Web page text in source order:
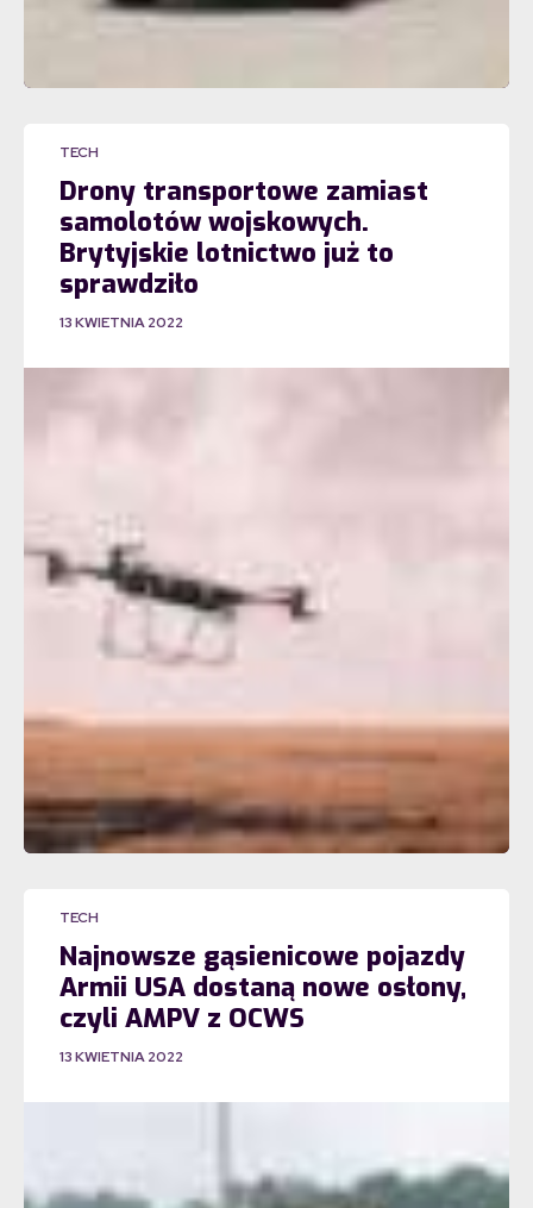
TECH
Drony transportowe zamiast
samolotów wojskowych.
Brytyjskie lotnictwo już to
sprawdziło
13 KWIETNIA 2022
TECH
Najnowsze gąsienicowe pojazdy
Armii USA dostaną nowe osłony,
czyli AMPV z OCWS
13 KWIETNIA 2022